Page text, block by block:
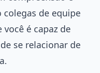
de equipe
é capaz de
se relacionar de